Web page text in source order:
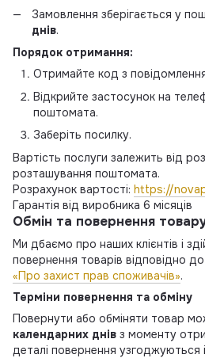
Замовлення зберігається у
днів.
Порядок отримання:
Отримайте код з
Відкрийте застосунок на
поштомата.
Заберіть посилку.
Вартість послуги залежить від
розташування поштомата.
Розрахунок вартості: https://
Гарантія від виробника 6 місяців
Обмін та повернення
Ми дбаємо про наших клієнтів і
повернення товарів відповідно
«Про захист прав споживачів».
Терміни повернення та обміну
Повернути або обміняти товар
календарних днів з моменту
деталі повернення узгоджуються